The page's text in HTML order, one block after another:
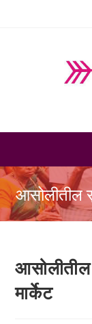
आसोलीतील
मार्केट